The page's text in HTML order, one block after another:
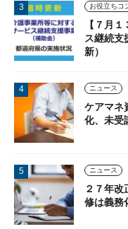
【７月
ス継続
新）
ニュース
ケアマネ
化、未受
ニュース
２７年
修は義務